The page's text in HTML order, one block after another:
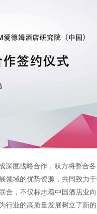
深度战略合作，双方将整合
领域的优势资源，共同致力
合，不仅标志着中国酒店业
行业的高质量发展树立了新